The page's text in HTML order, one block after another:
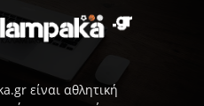
είναι αθλητική